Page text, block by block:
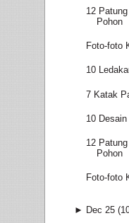
12
Pohon
Foto-foto
10
7 Katak
10
12
Pohon
Foto-foto
► Dec 25